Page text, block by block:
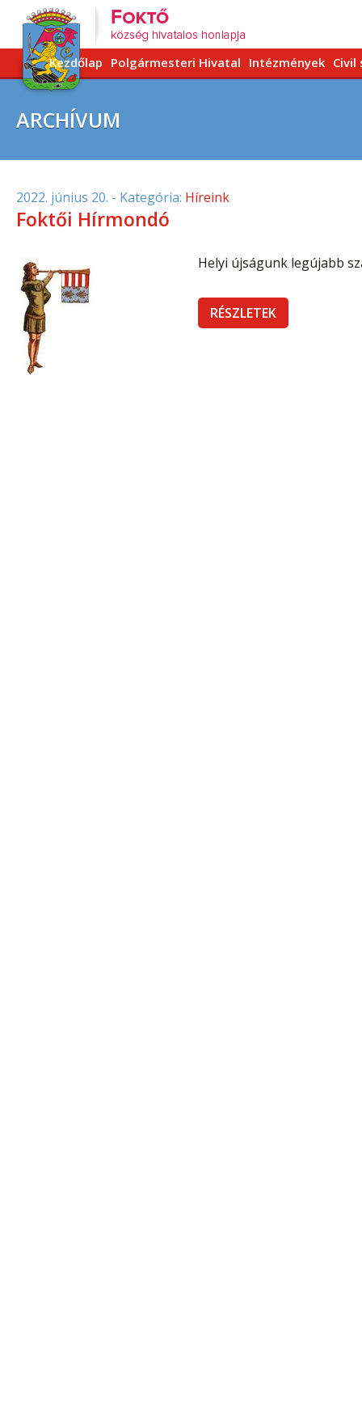
Kezdőlap Polgármesteri Hivatal Intézmények Civil
ARCHÍVUM
2022. június 20. - Kategória: Híreink
Foktői Hírmondó
Helyi újságunk legújabb
RÉSZLETEK